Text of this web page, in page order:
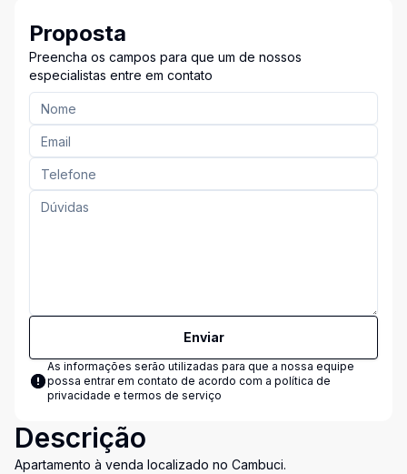
Proposta
Preencha os campos para que um de nossos
especialistas entre em contato
Enviar
As informações serão utilizadas para que a nossa equipe
possa entrar em contato de acordo com a política de
privacidade e termos de serviço
Descrição
Apartamento à venda localizado no Cambuci.